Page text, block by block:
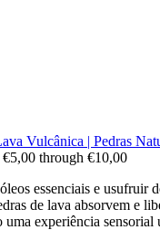
Vulcânica | Pedras
€5,00 through €10,00
essenciais e usufruir
de lava absorvem e
uma experiência sensorial